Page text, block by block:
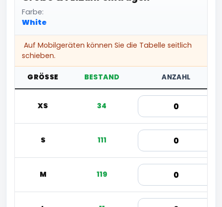
Farbe:
White
Auf Mobilgeräten können Sie die Tabelle seitlich
schieben.
GRÖSSE BESTAND ANZAHL
XS 34
S 111
M 119